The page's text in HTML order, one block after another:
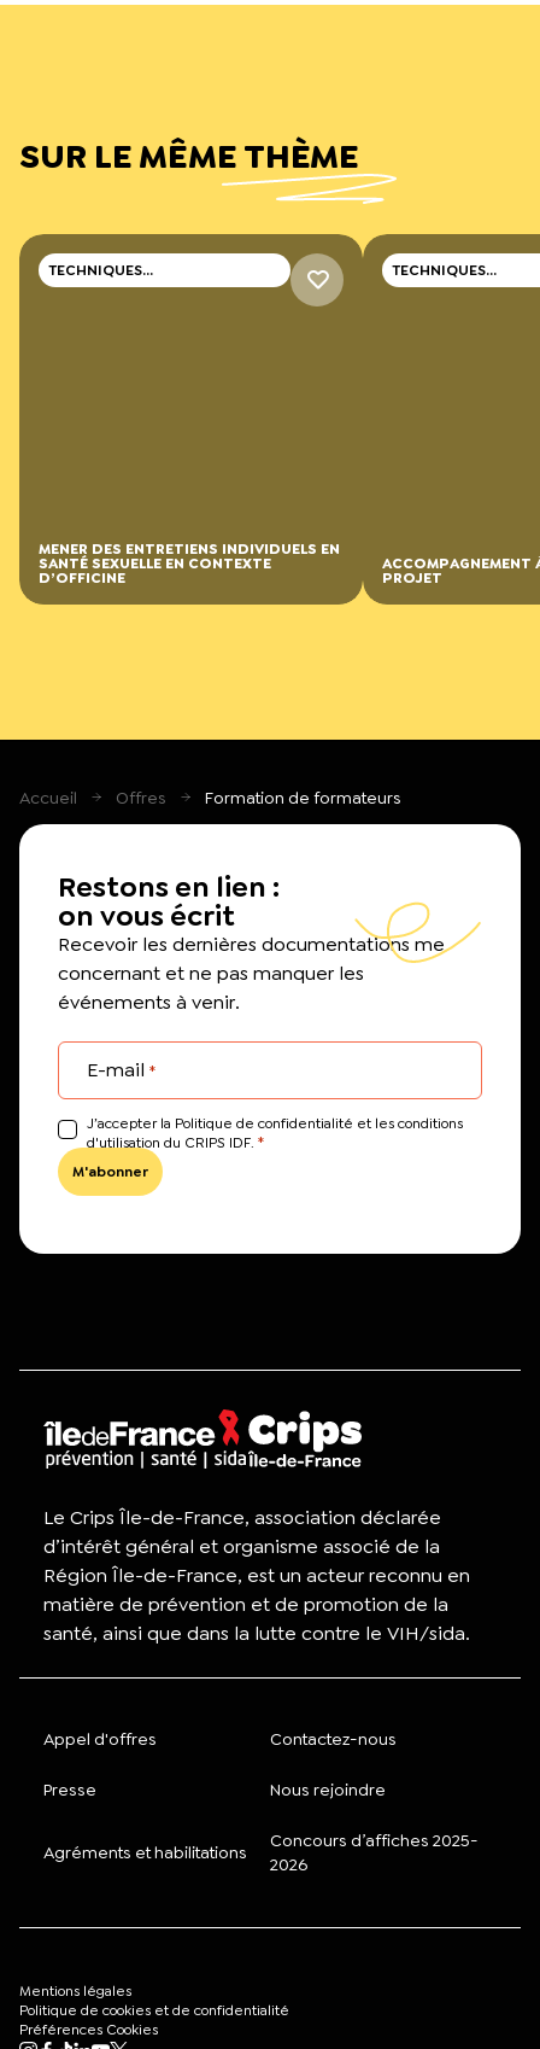
SUR LE MÊME THÈME
TECHNIQUES
PROFESSIONNELLES
MENER DES ENTRETIENS INDIVIDUELS EN
SANTÉ SEXUELLE EN CONTEXTE
D’OFFICINE
TECHNIQUES
PROFESSIONNELLES
ACCOMPAGNEMENT
PROJET
Accueil Offres Formation de formateurs
Restons en lien :
on vous écrit
Recevoir les dernières documentations me
concernant et ne pas manquer les
événements à venir.
E-mail *
J’accepter la Politique de confidentialité et les conditions
d'utilisation du CRIPS IDF. *
Le Crips Île-de-France, association déclarée
d’intérêt général et organisme associé de la
Région Île-de-France, est un acteur reconnu en
matière de prévention et de promotion de la
santé, ainsi que dans la lutte contre le VIH/sida.
Appel d'offres Contactez-nous
Presse Nous rejoindre
Agréments et habilitations
Concours d’affiches 2025-
2026
Mentions légales
Politique de cookies et de confidentialité
Préférences Cookies